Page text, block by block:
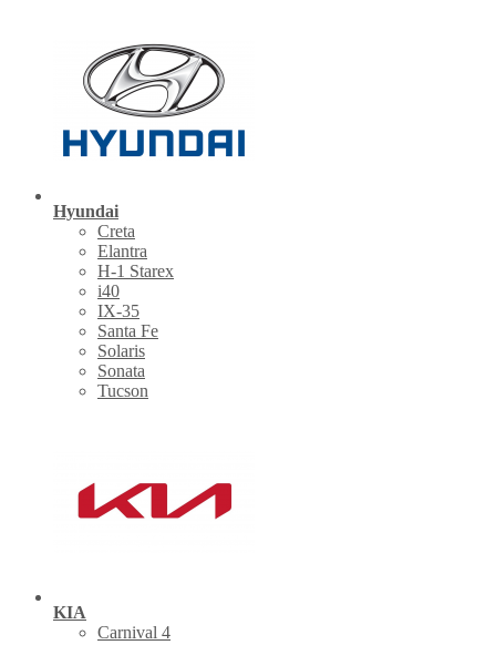
Hyundai
Creta
Elantra
H-1 Starex
i40
IX-35
Santa Fe
Solaris
Sonata
Tucson
KIA
Carnival 4